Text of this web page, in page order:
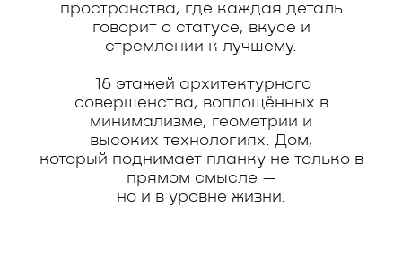
пространства, где каждая деталь
говорит о статусе, вкусе и
стремлении к лучшему.
16 этажей архитектурного
совершенства, воплощённых в
минимализме, геометрии и
высоких технологиях. Дом,
который поднимает планку не только в
прямом смысле —
но и в уровне жизни.